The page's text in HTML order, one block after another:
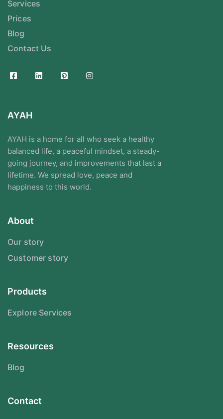
Services
Prices
Blog
Contact Us
AYAH
AYAH is a home for all who seek a healthy
balanced life, a peaceful mindset, a steady-
going journey, and improvements that last a
lifetime. We spread love, peace and
happiness to this world.
About
Our story
Customer story
Products
Explore Services
Resources
Blog
Contact